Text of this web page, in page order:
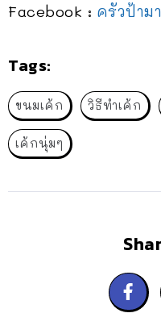
Facebook : ครัวป้าม
Tags:
ขนมเค้ก วิธีทำเค้ก
เค้กนุ่มๆ